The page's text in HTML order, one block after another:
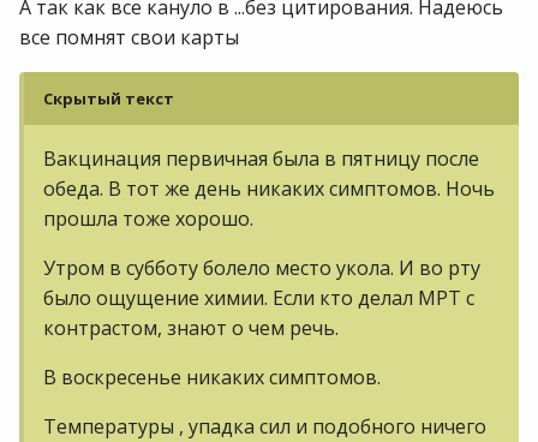
А так как все кануло в ...без цитирования. Надеюсь
все помнят свои карты
Скрытый текст
Вакцинация первичная была в пятницу после
обеда. В тот же день никаких симптомов. Ночь
прошла тоже хорошо.
Утром в субботу болело место укола. И во рту
было ощущение химии. Если кто делал МРТ с
контрастом, знают о чем речь.
В воскресенье никаких симптомов.
Температуры , упадка сил и подобного ничего